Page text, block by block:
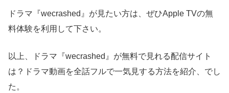
ドラマ『wecrashed』が見たい方は、ぜひApple TVの無
料体験を利用して下さい。
以上、ドラマ『wecrashed』が無料で見れる配信サイト
は？ドラマ動画を全話フルで一気見する方法を紹介、でし
た。